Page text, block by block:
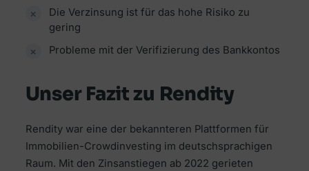
Die Verzinsung ist für das hohe Risiko zu
gering
Probleme mit der Verifizierung des Bankkontos
Unser Fazit zu Rendity
Rendity war eine der bekannteren Plattformen für
Immobilien-Crowdinvesting im deutschsprachigen
Raum. Mit den Zinsanstiegen ab 2022 gerieten